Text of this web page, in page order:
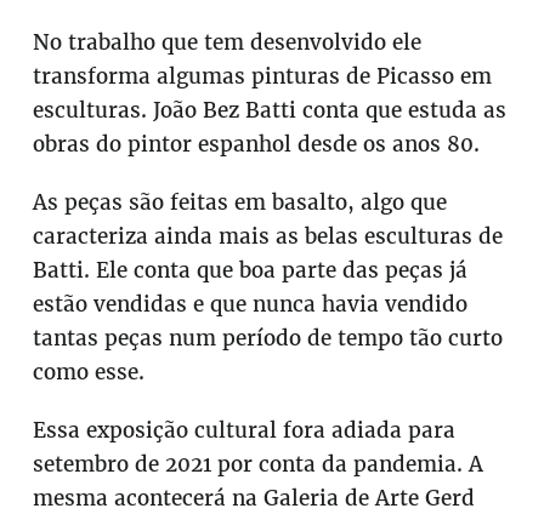
No trabalho que tem desenvolvido ele
transforma algumas pinturas de Picasso em
esculturas. João Bez Batti conta que estuda as
obras do pintor espanhol desde os anos 80.
As peças são feitas em basalto, algo que
caracteriza ainda mais as belas esculturas de
Batti. Ele conta que boa parte das peças já
estão vendidas e que nunca havia vendido
tantas peças num período de tempo tão curto
como esse.
Essa exposição cultural fora adiada para
setembro de 2021 por conta da pandemia. A
mesma acontecerá na Galeria de Arte Gerd